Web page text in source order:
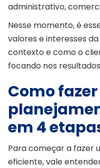
administrativo,
Nesse momento, é
valores e interesses
contexto e como o
focando nos
Como
em 4
Para começar a fazer
eficiente, vale